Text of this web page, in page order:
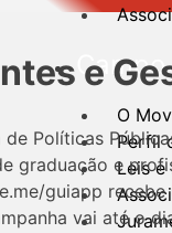
O
Perfil
Leis e
e
Políticas
e
guiapp
vai até o